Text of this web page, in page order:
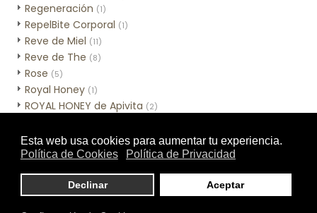
Regeneración (1)
RepelBite Corporal (1)
Reve de Miel (11)
Reve de The (8)
Rose (5)
Royal Honey (1)
ROYAL HONEY de Apivita (2)
Sebamed Higiene (10)
Sensinol Corporal (2)
SESCACAY (3)
Skincare de MIA Cosmétics